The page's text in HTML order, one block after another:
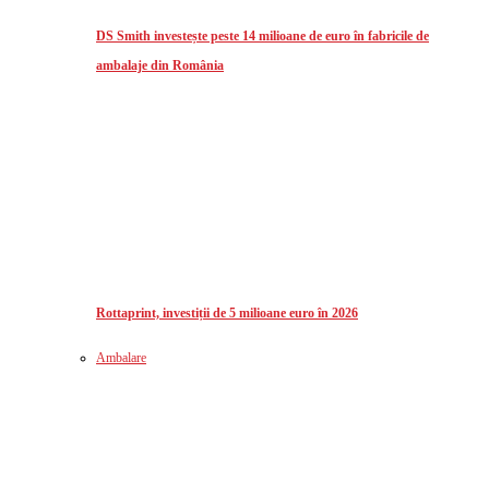
DS Smith investește peste 14 milioane de euro în fabricile de
ambalaje din România
Rottaprint, investiții de 5 milioane euro în 2026
Ambalare